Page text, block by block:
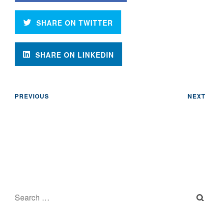
SHARE ON TWITTER
SHARE ON LINKEDIN
PREVIOUS NEXT